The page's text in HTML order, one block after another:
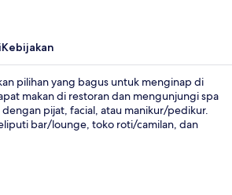
Kebijakan
pilihan yang bagus untuk menginap di
makan di restoran dan mengunjungi spa
pijat, facial, atau manikur/pedikur.
bar/lounge, toko roti/camilan, dan